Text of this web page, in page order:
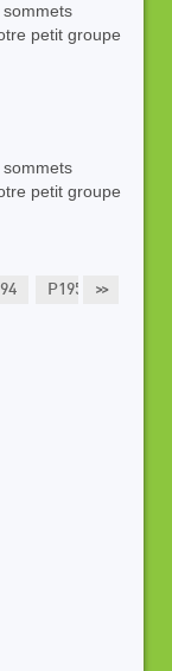
petit groupe
petit groupe
>>
P195